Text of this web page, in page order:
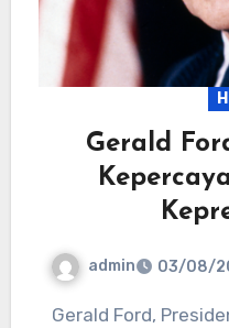
Gerald
admin 03/08/
Gerald Ford, Presiden ke-38 Amerika Serikat,